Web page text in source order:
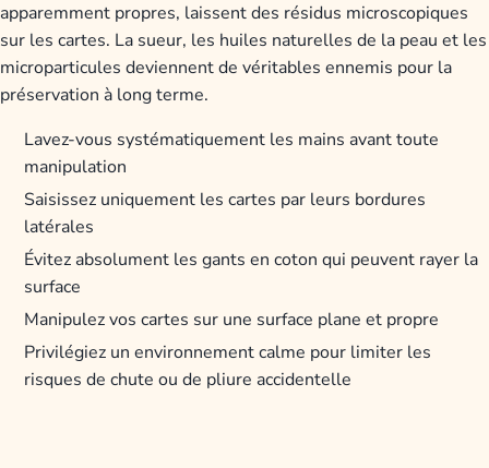
apparemment propres, laissent des résidus microscopiques
sur les cartes. La sueur, les huiles naturelles de la peau et les
microparticules deviennent de véritables ennemis pour la
préservation à long terme.
Lavez-vous systématiquement les mains avant toute
manipulation
Saisissez uniquement les cartes par leurs bordures
latérales
Évitez absolument les gants en coton qui peuvent rayer la
surface
Manipulez vos cartes sur une surface plane et propre
Privilégiez un environnement calme pour limiter les
risques de chute ou de pliure accidentelle